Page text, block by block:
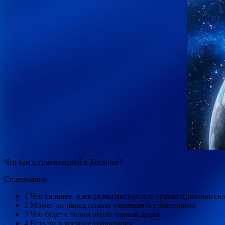
Что там с гравитацией в Космосе?
Содержание
1 Что сильнее- электромагнитная или гравитационная
2 Может ли парад планет уменьшить гравитацию
3 Что будет с телом около черной дыры
4 Есть ли в космосе гравитация